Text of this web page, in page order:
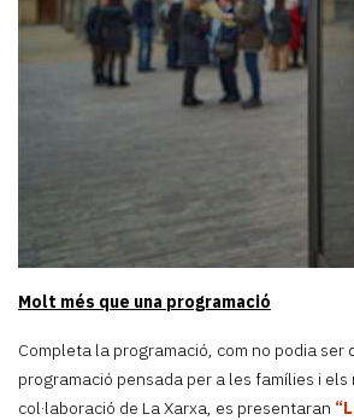
Molt més que una programació
Completa la programació, com no podia ser
programació pensada per a les famílies i els
col·laboració de La Xarxa, es presentaran